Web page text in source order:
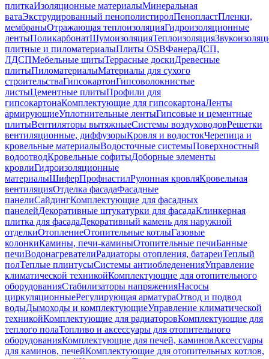
плиткаИзоляционные материалыМинеральная
ватаЭкструдированный пенополистиролПенопластПленки,
мембраныОтражающая теплоизоляцияГидроизоляционные
лентыПоликарбонатШумоизоляцияТеплоизоляция
плитные и пиломатериалыПлиты OSBФанераДСП,
ЛДСПМебельные щитыТеррасные доскиДревесные
плитыПиломатериалыМатериалы для сухого
строительстваГипсокартонГипсоволокнистые
листыЦементные плитыПрофили для
гипсокартонаКомплектующие для гипсокартонаЛенты
армирующиеУплотнительные лентыГипсовые и цементные
плитыВентиляторы вытяжныеСистемы воздуховодовРешетки
вентиляционные, диффузорыКровля и водостокЧерепица и
кровельные материалыВодосточные системыПоверхностный
водоотводКровельные софитыДоборные элементы
кровлиГидроизоляционные
материалыШиферПрофнастилРулонная кровляКровельная
вентиляцияОтделка фасадаФасадные
панелиСайдингКомплектующие для фасадных
панелейДекоративные штукатурки для фасадаКлинкерная
плитка для фасадаДекоративный камень для наружной
отделкиОтоплениеОтопительные котлыГазовые
колонкиКамины, печи-каминыОтопительные печиБанные
печиВодонагревателиРадиаторы отопления, батареиТеплый
полТеплые плинтусыСистемы антиобледененияУправление
климатической техникойКомплектующие для отопительного
оборудованияСтабилизаторы напряженияНасосы
циркуляционныеРегулирующая арматураОтвод и подвод
водыДымоходы и комплектующиеУправление климатической
техникойКомплектующие для радиаторовКомплектующие для
теплого полаТопливо и аксессуары для отопительного
оборудованияКомплектующие для печей, каминовАксессуары
для каминов, печейКомплектующие для отопительных котлов,